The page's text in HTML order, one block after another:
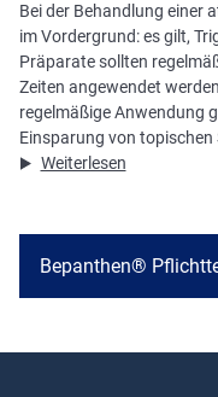
Bei der Behandlung einer
im Vordergrund: es gilt,
Präparate sollten
Zeiten angewendet
regelmäßige Anwendung
Einsparung von topischen
Weiterlesen
Bepanthen®